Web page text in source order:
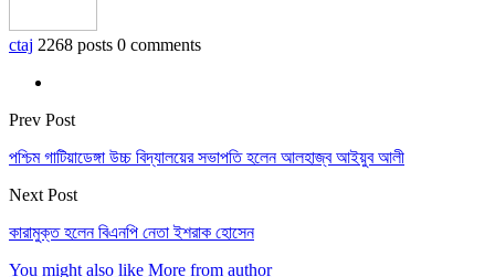
ctaj 2268 posts 0 comments
Prev Post
পশ্চিম গাটিয়াডেঙ্গা উচ্চ বিদ্যালয়ের সভাপতি হলেন আলহাজ্ব আইয়ুব আলী
Next Post
কারামুক্ত হলেন বিএনপি নেতা ইশরাক হোসেন
You might also like More from author